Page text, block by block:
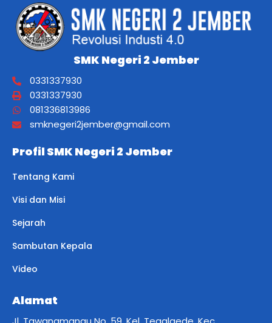
SMK Negeri 2 Jember
0331337930
0331337930
081336813986
smknegeri2jember@gmail.com
Profil SMK Negeri 2 Jember
Tentang Kami
Visi dan Misi
Sejarah
Sambutan Kepala
Video
Alamat